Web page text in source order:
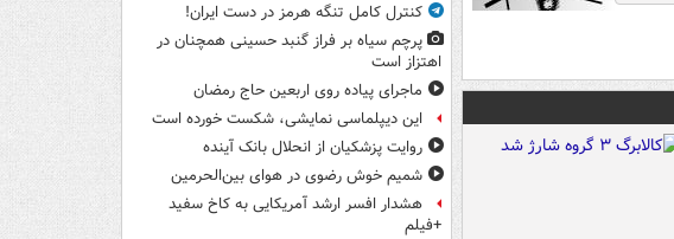
کنترل کامل تنگه هرمز در دست ایران!
پرچم سیاه بر فراز گنبد حسینی همچنان در
اهتزاز است
ماجرای پیاده روی اربعین حاج رمضان
این دیپلماسی نمایشی، شکست خورده است
روایت پزشکیان از انحلال بانک آینده
شمیم خوش رضوی در هوای بین‌الحرمین
هشدار افسر ارشد آمریکایی به کاخ سفید
+فیلم